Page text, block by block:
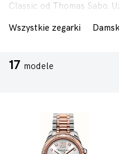
Classic od Thomas Sabo.
Wszystkie zegarki
17 modele